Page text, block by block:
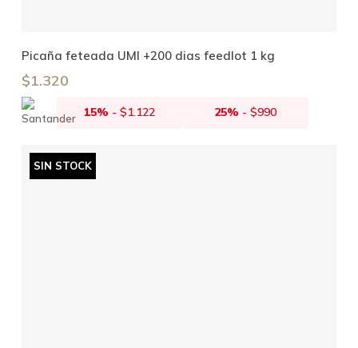
Leer Más
Picaña feteada UMI +200 dias feedlot 1 kg
$1.320
15% -$1.122 25% -$990
SIN STOCK